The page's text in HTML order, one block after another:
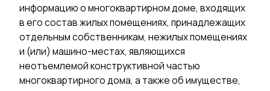
информацию о многоквартирном доме, входящих
в его состав жилых помещениях, принадлежащих
отдельным собственникам, нежилых помещениях
и (или) машино-местах, являющихся
неотъемлемой конструктивной частью
многоквартирного дома, а также об имуществе,